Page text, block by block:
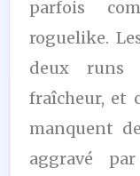
parfois
roguelike.
deux runs
fraîcheur, et
manquent
aggravé